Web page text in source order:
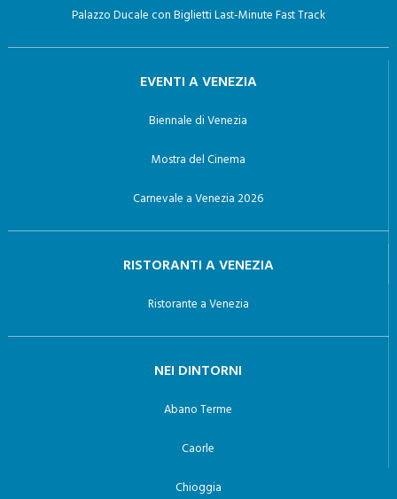
Palazzo Ducale con Biglietti Last-Minute Fast Track
EVENTI A VENEZIA
Biennale di Venezia
Mostra del Cinema
Carnevale a Venezia 2026
RISTORANTI A VENEZIA
Ristorante a Venezia
NEI DINTORNI
Abano Terme
Caorle
Chioggia